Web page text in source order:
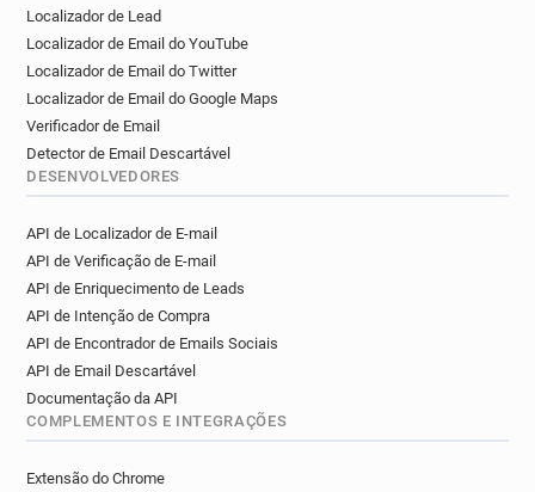
o*******@manchester.gov.uk
p*****@manchester.gov.uk
d*********@manchester.gov.uk
r*****@manchester.gov.uk
g*******@manchester.gov.uk
n******@manchester.gov.uk
i*****@manchester.gov.uk
f*********@manchester.gov.uk
x********@manchester.gov.uk
h********@manchester.gov.uk
h*********@manchester.gov.uk
y*******@manchester.gov.uk
x************@manchester.gov.uk
Localizador de Lead
Localizador de Email do YouTube
Localizador de Email do Twitter
Localizador de Email do Google Maps
Verificador de Email
Detector de Email Descartável
DESENVOLVEDORES
API de Localizador de E-mail
API de Verificação de E-mail
API de Enriquecimento de Leads
API de Intenção de Compra
API de Encontrador de Emails Sociais
API de Email Descartável
Documentação da API
COMPLEMENTOS E INTEGRAÇÕES
Extensão do Chrome